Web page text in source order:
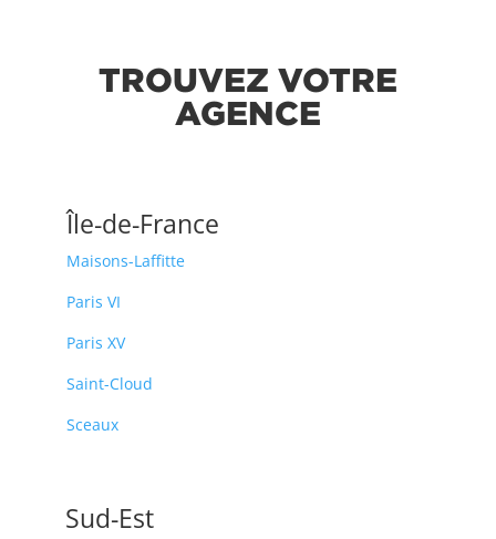
TROUVEZ VOTRE
AGENCE
Île-de-France
Maisons-Laffitte
Paris VI
Paris XV
Saint-Cloud
Sceaux
Sud-Est